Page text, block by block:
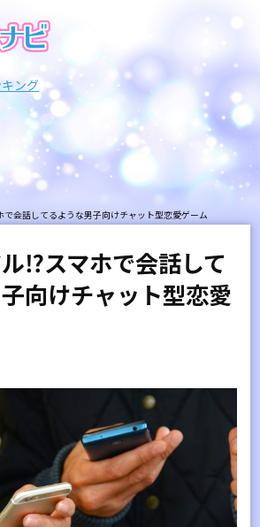
ング
で会話してるような男子向けチャット型恋愛ゲーム
⁉スマホで会話して
向けチャット型恋愛